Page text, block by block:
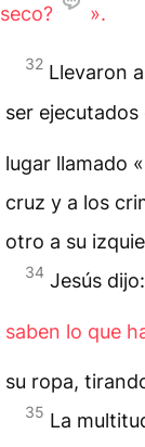
seco? ».
32 Llevaron
ser ejecutados
lugar llamado
cruz y a los
otro a su
34 Jesús dijo:
saben lo que
su ropa,
35 La